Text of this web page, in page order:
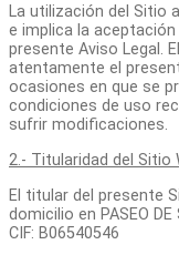
La utilización del Sitio
e implica la
presente Aviso Legal.
atentamente el
ocasiones en que se
condiciones de uso
sufrir modificaciones.
2.- Titularidad del Sitio
El titular del presente
domicilio en PASEO DE
CIF: B06540546